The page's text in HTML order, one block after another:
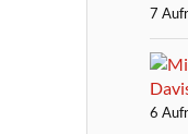
7
6